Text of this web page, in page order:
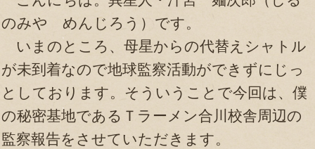
のみや めんじろう）です。
いまのところ、母星からの代替えシャトル
が未到着なので地球監察活動ができずにじっ
としております。そういうことで今回は、僕
の秘密基地であるＴラーメン合川校舎周辺の
監察報告をさせていただきます。